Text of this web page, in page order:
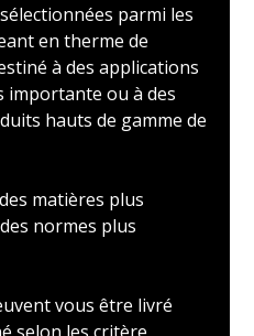
parmi les
en therme de
à des applications
importante ou à des
hauts de gamme de
matières plus
normes plus
vous être livré